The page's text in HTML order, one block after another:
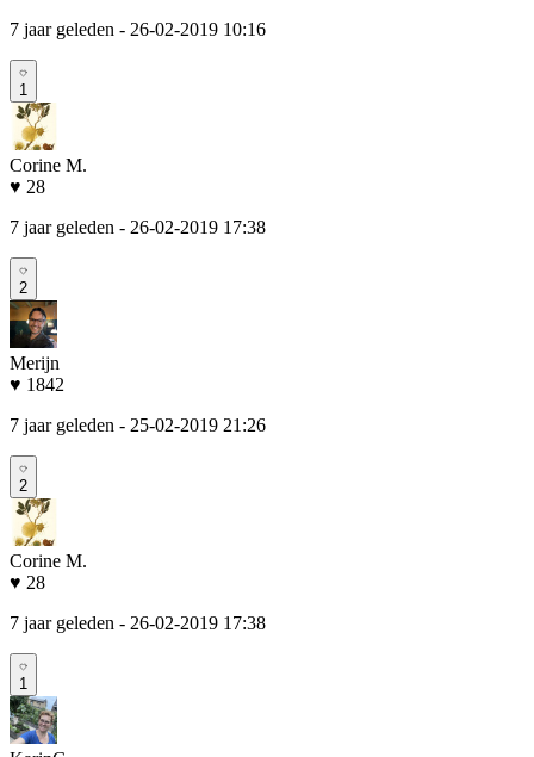
7 jaar geleden - 26-02-2019 10:16
1
Corine M.
♥ 28
7 jaar geleden - 26-02-2019 17:38
2
Merijn
♥ 1842
7 jaar geleden - 25-02-2019 21:26
2
Corine M.
♥ 28
7 jaar geleden - 26-02-2019 17:38
1